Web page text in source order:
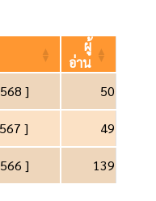
ผู้
อ่าน
] 50
] 49
] 139